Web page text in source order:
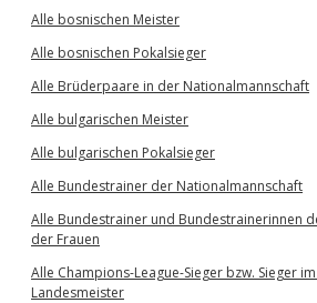
Alle bosnischen Meister
Alle bosnischen Pokalsieger
Alle Brüderpaare in der Nationalmannschaft
Alle bulgarischen Meister
Alle bulgarischen Pokalsieger
Alle Bundestrainer der Nationalmannschaft
Alle Bundestrainer und Bundestrainerinnen
der Frauen
Alle Champions-League-Sieger bzw. Sieger
Landesmeister